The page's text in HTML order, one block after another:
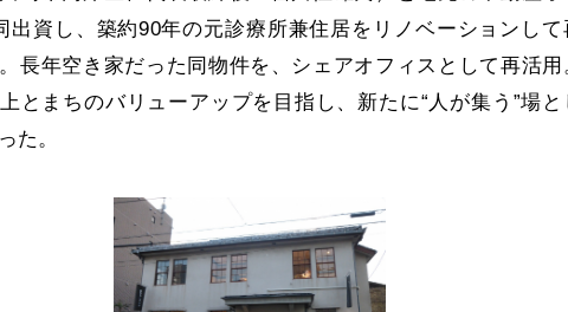
出資し、築約90年の元診療所兼住居をリノベーションして
長年空き家だった同物件を、シェアオフィスとして再活用
とまちのバリューアップを目指し、新たに“人が集う”場と
た。